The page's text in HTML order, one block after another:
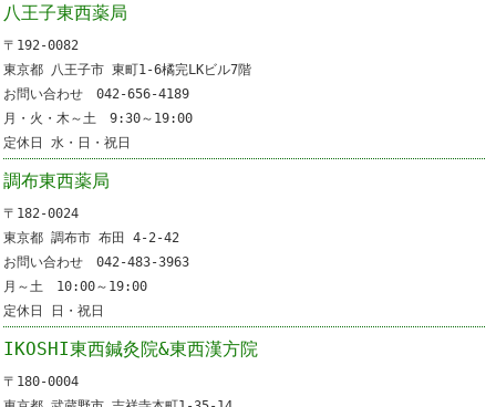
八王子東西薬局
〒192-0082
東京都 八王子市 東町1-6橘完LKビル7階
お問い合わせ 042-656-4189
月・火・木～土 9:30～19:00
定休日 水・日・祝日
調布東西薬局
〒182-0024
東京都 調布市 布田 4-2-42
お問い合わせ 042-483-3963
月～土 10:00～19:00
定休日 日・祝日
IKOSHI東西鍼灸院&東西漢方院
〒180-0004